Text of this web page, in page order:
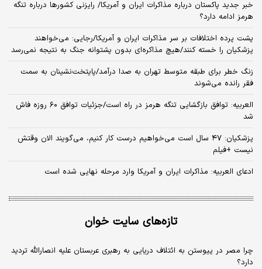
خبر جدید پاکستان درباره مذاکرات ایران و آمریکا/ رایزنی کشورها درباره تنگه
هرمز ادامه دارد؟
پشت پرده اختلافات بر سر مذاکرات ایران و آمریکا/رجایی: می‌خواهند
پزشکیان را خسته کنند/هیچ مذاکره‌ای بدون پشتوانه جنگ به نتیجه نمی‌رسد
زنگ خطر برای طبقه متوسط تهران به صدا درآمد/پایتخت‌نشینان به سمت
فقر رانده می‌شوند
العربیه: توافق بازگشایی تنگه هرمز در راه است/جزئیات توافق ۶۰ روزه فاش
شد
پزشکیان: ۴۷ سال است می‌خواهیم درست کار کنیم، می‌گویند الان وقتش
نیست +فیلم
ادعای العربیه: مذاکرات ایران و آمریکا وارد مرحله نهایی شده است
تازه‌های سایت خوان
چرا مصر در پیوستن به ائتلاف دریایی به رهبری عربستان علیه انصارالله تردید
دارد؟